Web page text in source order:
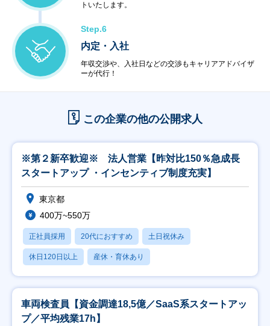
トいたします。
Step.6
内定・入社
年収交渉や、入社日などの交渉もキャリアアドバイザ
ーが代行！
この企業の他の公開求人
※第２新卒歓迎※ 法人営業【昨対比150％急成長
スタートアップ ・インセンティブ制度充実】
東京都
400万~550万
正社員採用 20代におすすめ 土日祝休み
休日120日以上 産休・育休あり
車両検査員【資金調達18,5億／SaaS系スタートアッ
プ／平均残業17h】